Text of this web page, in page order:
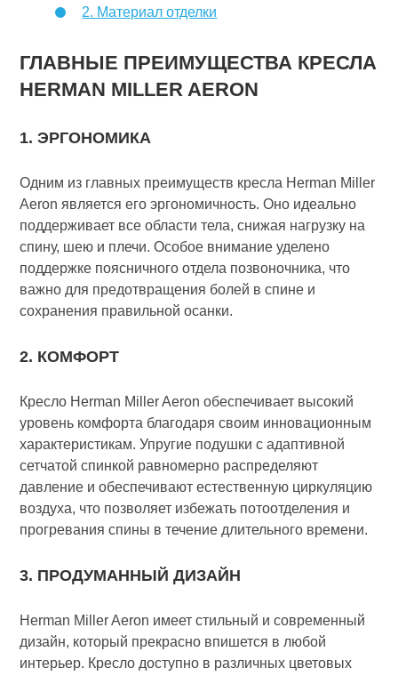
2. Материал отделки
ГЛАВНЫЕ ПРЕИМУЩЕСТВА КРЕСЛА
HERMAN MILLER AERON
1. ЭРГОНОМИКА
Одним из главных преимуществ кресла Herman Miller
Aeron является его эргономичность. Оно идеально
поддерживает все области тела, снижая нагрузку на
спину, шею и плечи. Особое внимание уделено
поддержке поясничного отдела позвоночника, что
важно для предотвращения болей в спине и
сохранения правильной осанки.
2. КОМФОРТ
Кресло Herman Miller Aeron обеспечивает высокий
уровень комфорта благодаря своим инновационным
характеристикам. Упругие подушки с адаптивной
сетчатой спинкой равномерно распределяют
давление и обеспечивают естественную циркуляцию
воздуха, что позволяет избежать потоотделения и
прогревания спины в течение длительного времени.
3. ПРОДУМАННЫЙ ДИЗАЙН
Herman Miller Aeron имеет стильный и современный
дизайн, который прекрасно впишется в любой
интерьер. Кресло доступно в различных цветовых